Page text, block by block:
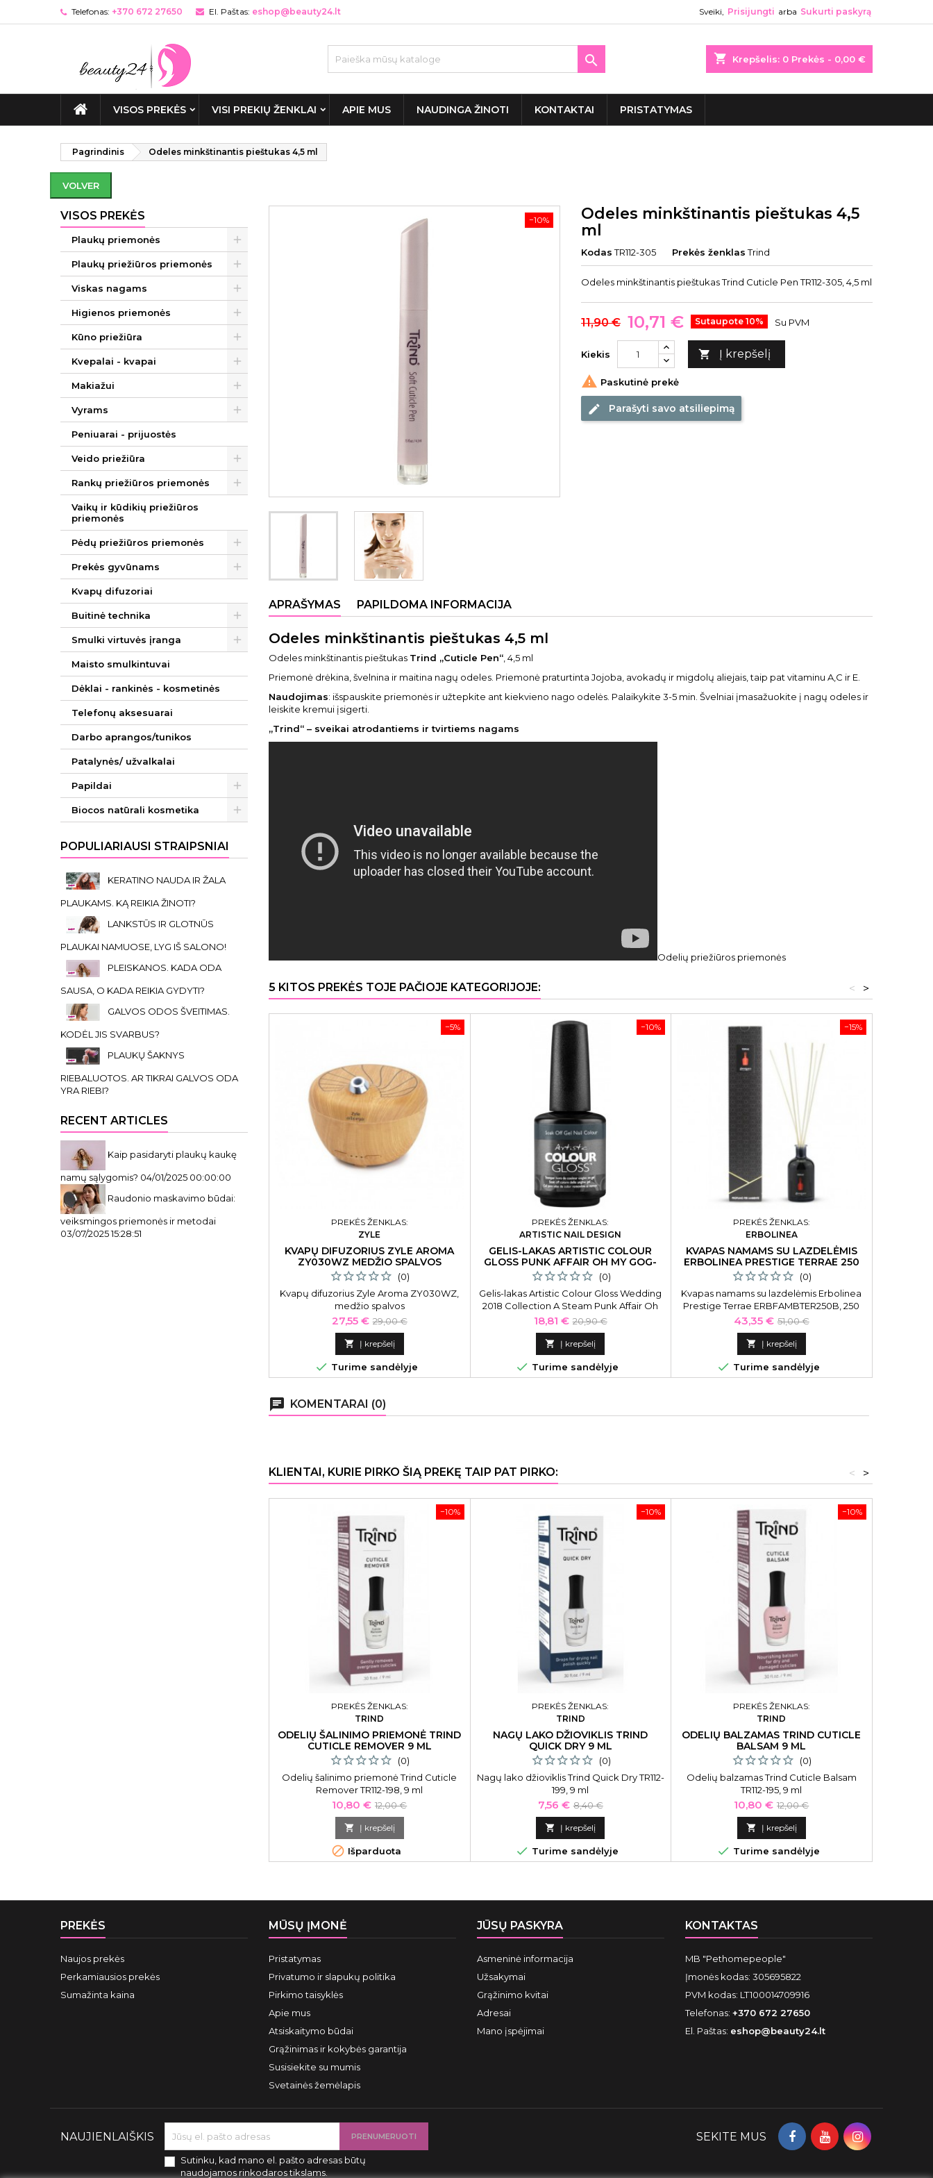
Telefonas: +370 672 27650 El. Paštas: eshop@beauty24.lt Sveiki, Prisijungti arba Sukurti paskyrą
shopping_cart Krepšelis: 0 Prekės - 0,00 €

VISOS PREKĖS VISI PREKIŲ ŽENKLAI APIE MUS NAUDINGA ŽINOTI KONTAKTAI PRISTATYMAS
Pagrindinis Odeles minkštinantis pieštukas 4,5 ml
VOLVER
VISOS PREKĖS
Plaukų priemonės
Plaukų priežiūros priemonės
Viskas nagams
Higienos priemonės
Kūno priežiūra
Kvepalai - kvapai
Makiažui
Vyrams
Peniuarai - prijuostės
Veido priežiūra
Rankų priežiūros priemonės
Vaikų ir kūdikių priežiūros
priemonės
Pėdų priežiūros priemonės
Prekės gyvūnams
Kvapų difuzoriai
Buitinė technika
Smulki virtuvės įranga
Maisto smulkintuvai
Dėklai - rankinės - kosmetinės
Telefonų aksesuarai
Darbo aprangos/tunikos
Patalynės/ užvalkalai
Papildai
Biocos natūrali kosmetika
POPULIARIAUSI STRAIPSNIAI
KERATINO NAUDA IR ŽALA
PLAUKAMS. KĄ REIKIA ŽINOTI?
LANKSTŪS IR GLOTNŪS
PLAUKAI NAMUOSE, LYG IŠ SALONO!
PLEISKANOS. KADA ODA
SAUSA, O KADA REIKIA GYDYTI?
GALVOS ODOS ŠVEITIMAS.
KODĖL JIS SVARBUS?
PLAUKŲ ŠAKNYS
RIEBALUOTOS. AR TIKRAI GALVOS ODA
YRA RIEBI?
RECENT ARTICLES
Kaip pasidaryti plaukų kaukę
namų sąlygomis? 04/01/2025 00:00:00
Raudonio maskavimo būdai:
veiksmingos priemonės ir metodai
03/07/2025 15:28:51
−10%
Odeles minkštinantis pieštukas 4,5
ml
Kodas TR112-305 Prekės ženklas Trind
Odeles minkštinantis pieštukas Trind Cuticle Pen TR112-305, 4,5 ml
11,90 € 10,71 € Sutaupote 10% Su PVM
Kiekis  Į krepšelį
 Paskutinė prekė
edit Parašyti savo atsiliepimą
APRAŠYMAS PAPILDOMA INFORMACIJA
Odeles minkštinantis pieštukas 4,5 ml
Odeles minkštinantis pieštukas Trind „Cuticle Pen“ , 4,5 ml
Priemonė drėkina, švelnina ir maitina nagų odeles. Priemonė praturtinta Jojoba, avokadų ir migdolų aliejais, taip pat vitaminu A,C ir E.
Naudojimas: išspauskite priemonės ir užtepkite ant kiekvieno nago odelės. Palaikykite 3-5 min. Švelniai įmasažuokite į nagų odeles ir
leiskite kremui įsigerti.
„Trind“ – sveikai atrodantiems ir tvirtiems nagams
Odelių priežiūros priemonės
5 KITOS PREKĖS TOJE PAČIOJE KATEGORIJOJE: >
<
−5%
PREKĖS ŽENKLAS:
ZYLE
KVAPŲ DIFUZORIUS ZYLE AROMA
ZY030WZ MEDŽIO SPALVOS
(0)
Kvapų difuzorius Zyle Aroma ZY030WZ,
medžio spalvos
Kaina
27,55 € Bazinė
kaina
29,00 €
 Į krepšelį
 Turime sandėlyje
−10%
PREKĖS ŽENKLAS:
ARTISTIC NAIL DESIGN
GELIS-LAKAS ARTISTIC COLOUR
GLOSS PUNK AFFAIR OH MY GOG-
GLES 15 ML
(0)
Gelis-lakas Artistic Colour Gloss Wedding
2018 Collection A Steam Punk Affair Oh
My Gog-Gles ART2100171, 15 ml
Kaina
18,81 € Bazinė
kaina
20,90 €
 Į krepšelį
 Turime sandėlyje
−15%
PREKĖS ŽENKLAS:
ERBOLINEA
KVAPAS NAMAMS SU LAZDELĖMIS
ERBOLINEA PRESTIGE TERRAE 250
ML
(0)
Kvapas namams su lazdelėmis Erbolinea
Prestige Terrae ERBFAMBTER250B, 250
ml
Kaina
43,35 € Bazinė
kaina
51,00 €
 Į krepšelį
 Turime sandėlyje
chat KOMENTARAI (0)
KLIENTAI, KURIE PIRKO ŠIĄ PREKĘ TAIP PAT PIRKO: >
<
−10%
PREKĖS ŽENKLAS:
TRIND
ODELIŲ ŠALINIMO PRIEMONĖ TRIND
CUTICLE REMOVER 9 ML
(0)
Odelių šalinimo priemonė Trind Cuticle
Remover TR112-198, 9 ml
Kaina
10,80 € Bazinė
kaina
12,00 €
 Į krepšelį
 Išparduota
−10%
PREKĖS ŽENKLAS:
TRIND
NAGŲ LAKO DŽIOVIKLIS TRIND
QUICK DRY 9 ML
(0)
Nagų lako džioviklis Trind Quick Dry TR112-
199, 9 ml
Kaina
7,56 € Bazinė
kaina
8,40 €
 Į krepšelį
 Turime sandėlyje
−10%
PREKĖS ŽENKLAS:
TRIND
ODELIŲ BALZAMAS TRIND CUTICLE
BALSAM 9 ML
(0)
Odelių balzamas Trind Cuticle Balsam
TR112-195, 9 ml
Kaina
10,80 € Bazinė
kaina
12,00 €
 Į krepšelį
 Turime sandėlyje
PREKĖS
Naujos prekės
Perkamiausios prekės
Sumažinta kaina
MŪSŲ ĮMONĖ
Pristatymas
Privatumo ir slapukų politika
Pirkimo taisyklės
Apie mus
Atsiskaitymo būdai
Grąžinimas ir kokybės garantija
Susisiekite su mumis
Svetainės žemėlapis
JŪSŲ PASKYRA
Asmeninė informacija
Užsakymai
Grąžinimo kvitai
Adresai
Mano įspėjimai
KONTAKTAS
MB "Pethomepeople"
Įmonės kodas: 305695822
PVM kodas: LT100014709916
Telefonas: +370 672 27650
El. Paštas: eshop@beauty24.lt
NAUJIENLAIŠKIS
Sutinku, kad mano el. pašto adresas būtų
naudojamos rinkodaros tikslams.
SEKITE MUS